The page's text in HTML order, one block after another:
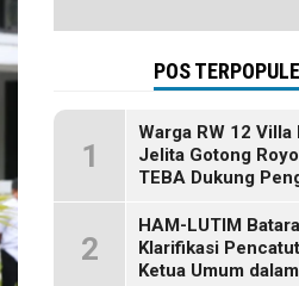
POS
1
Warga RW 12 Villa
Jelita Gotong
TEBA Dukung
2
HAM-LUTIM
Klarifikasi
Ketua Umum